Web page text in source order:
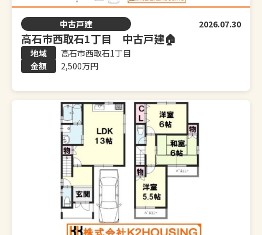
中古戸建 2026.07.30
高石市西取石1丁目 中古戸建🏠
高石市西取石1丁目
2,500万円